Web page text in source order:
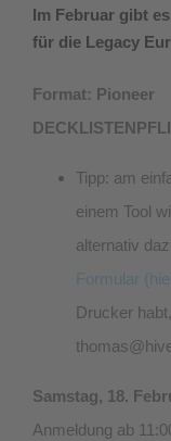
Im Februar gibt
für die Legacy
Format: Pioneer
Tipp: am
einem Tool
alternativ
Formular
Drucker
Samstag, 18.
Anmeldung ab